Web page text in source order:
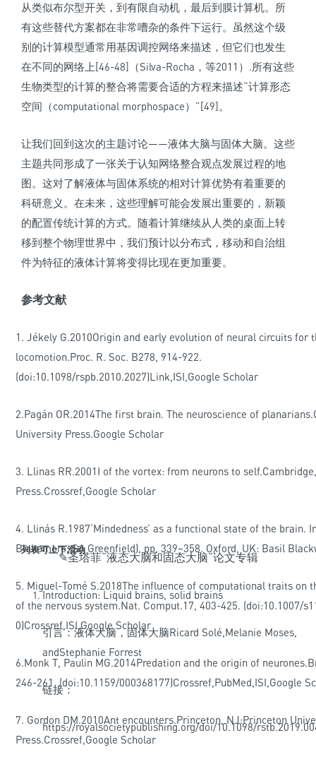
从类似布尔型开关，到有限自动机，最后到膜计算机。所
有这些替代方案都在非常嘈杂的条件下运行。虽然这个级
别的计算模型通常用基因调控网络来描述，但它们也发生
在不同的网络上[46-48]（Silva-Rocha，等2011）.所有这些
生物类型的计算的整合将需要合适的方程来描述“计算形态
空间（computational morphospace）”[49]。
让我们回到这次的主题讨论——液体大脑与固体大脑。这些
主题共同形成了一张关于认知网络整合观点发展过程的地
图。这对了解液体与固体系统的相对计算优势有着重要的
科研意义。­在未来，这些理解可能会发展出重要的，新颖
的配置传统计算的方式。随着计算继续从人类的桌面上转
移到整个物理世界中，我们预计以分布式，移动和自治组
件为特征的液体计算将变得比现在更加重要。
参考文献
1. Jékely G.2010Origin and early evolution of neural circuits for
locomotion.Proc. R. Soc. B278, 914-922.
(doi:10.1098/rspb.2010.2027)Link,ISI,Google Scholar
2.Pagán OR.2014The first brain. The neuroscience of
University Press.Google Scholar
3. Llinas RR.2001I of the vortex: from neurons to
Press.Crossref,Google Scholar
4. Llinás R.1987‘Mindedness’ as a functional state of the brain.
Blakemore, SA Greenfield), pp. 339–358. Oxford, UK: Basil
5. Miguel-Tomé S.2018The influence of computational traits on
of the nervous system.Nat. Comput.17, 403-425. (doi:10.1007/
0)Crossref,ISI,Google Scholar
6.Monk T, Paulin MG.2014Predation and the origin of
246-261. (doi:10.1159/000368177)Crossref,PubMed,ISI,Google
7. Gordon DM.2010Ant encounters.Princeton, NJ:Princeton
Press.Crossref,Google Scholar
列表可上下滑动
✎圣塔菲“液态大脑和固态大脑”论文专辑
Introduction: Liquid brains, solid brains
引言：液体大脑，固体大脑Ricard Solé,Melanie Moses,
andStephanie Forrest
链接：
https://royalsocietypublishing.org/doi/10.1098/